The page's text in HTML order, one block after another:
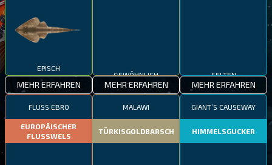
EPISCH
MEHR ERFAHREN
GEWÖHNLICH
MEHR ERFAHREN
SELTEN
MEHR ERFAHREN
FLUSS EBRO
EUROPÄISCHER
FLUSSWELS
MALAWI
TÜRKISGOLDBARSCH
GIANT’S CAUSEWAY
HIMMELSGUCKER